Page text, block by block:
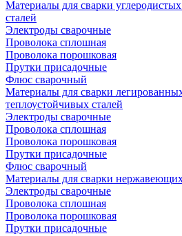
Материалы для сварки
сталей
Электроды сварочные
Проволока сплошная
Проволока порошковая
Прутки присадочные
Флюс сварочный
Материалы для сварки
теплоустойчивых сталей
Электроды сварочные
Проволока сплошная
Проволока порошковая
Прутки присадочные
Флюс сварочный
Материалы для сварки
Электроды сварочные
Проволока сплошная
Проволока порошковая
Прутки присадочные